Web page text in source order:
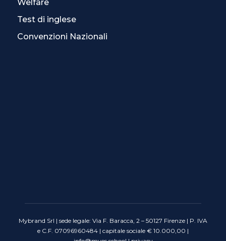
Welfare
Test di inglese
Convenzioni Nazionali
Mybrand Srl | sede legale: Via F. Baracca, 2 – 50127 Firenze | P. IVA
e C.F. 07096960484 | capitale sociale € 10.000,00 |